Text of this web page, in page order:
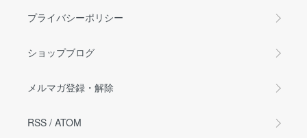
プライバシーポリシー
ショップブログ
メルマガ登録・解除
RSS / ATOM